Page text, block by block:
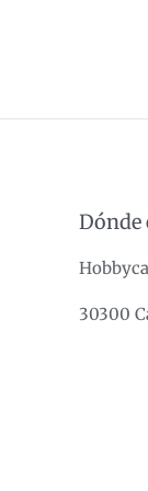
Dónde
30300